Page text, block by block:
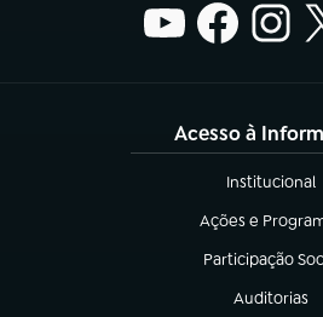
Acesso à
Institucional
(abre em
Ações e
(abre em nova
Participação
(abre em nova
Auditorias
(abre em